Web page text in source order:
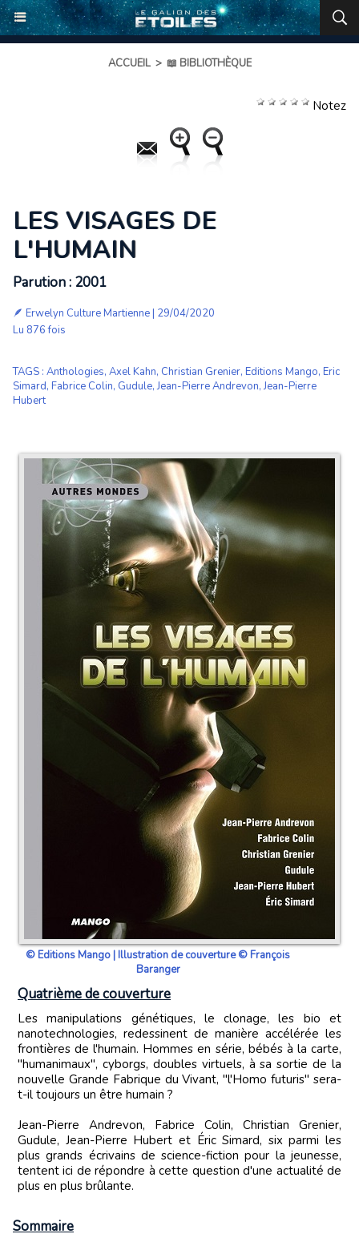
ACCUEIL > 📖 BIBLIOTHÈQUE
Notez
LES VISAGES DE
L'HUMAIN
Parution : 2001
🪶 Erwelyn Culture Martienne | 29/04/2020
Lu 876 fois
TAGS : Anthologies, Axel Kahn, Christian Grenier, Editions Mango, Eric
Simard, Fabrice Colin, Gudule,Jean-Pierre Andrevon,Jean-Pierre
Hubert
© Editions Mango | Illustration de couverture © François
Baranger
Quatrième de couverture
Les manipulations génétiques, le clonage, les bio et
nanotechnologies, redessinent de manière accélérée les
frontières de l'humain. Hommes en série, bébés à la carte,
"humanimaux", cyborgs, doubles virtuels, à sa sortie de la
nouvelle Grande Fabrique du Vivant, "l'Homo futuris" sera-
t-il toujours un être humain ?
Jean-Pierre Andrevon, Fabrice Colin, Christian Grenier,
Gudule, Jean-Pierre Hubert et Éric Simard, six parmi les
plus grands écrivains de science-fiction pour la jeunesse,
tentent ici de répondre à cette question d'une actualité de
plus en plus brûlante.
Sommaire